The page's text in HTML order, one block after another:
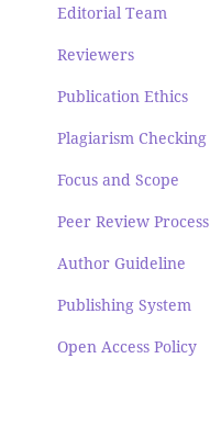
Editorial Team
Reviewers
Publication Ethics
Plagiarism Checking
Focus and Scope
Peer Review Process
Author Guideline
Publishing System
Open Access Policy